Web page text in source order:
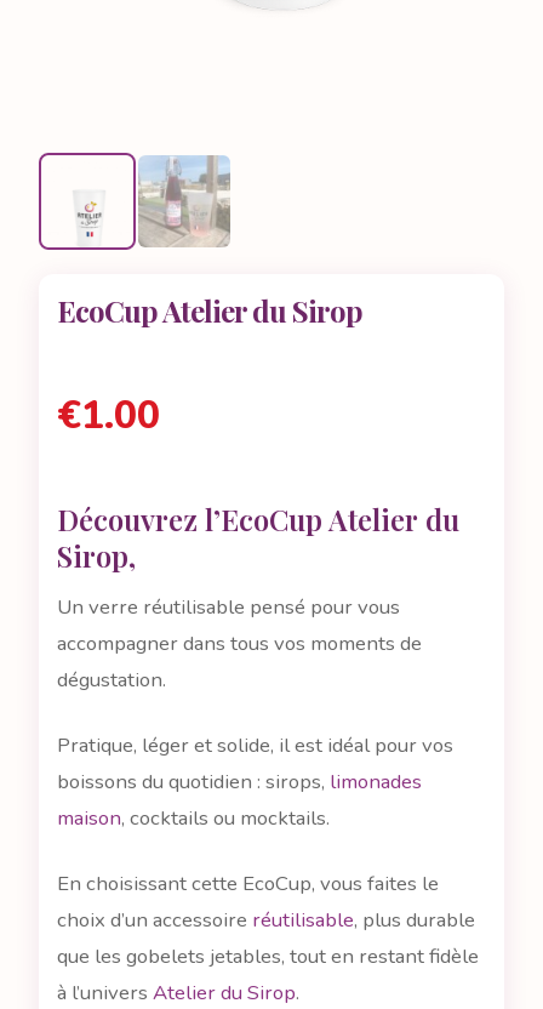
EcoCup Atelier du Sirop
€1.00
Découvrez l’EcoCup Atelier du
Sirop,
Un verre réutilisable pensé pour vous
accompagner dans tous vos moments de
dégustation.
Pratique, léger et solide, il est idéal pour vos
boissons du quotidien : sirops, limonades
maison, cocktails ou mocktails.
En choisissant cette EcoCup, vous faites le
choix d’un accessoire réutilisable, plus durable
que les gobelets jetables, tout en restant fidèle
à l’univers Atelier du Sirop.